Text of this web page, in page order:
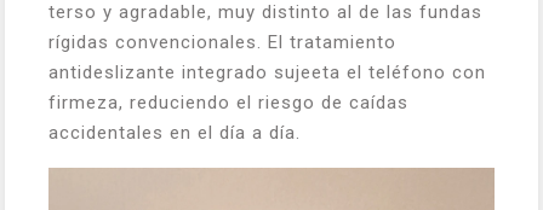
terso y agradable, muy distinto al de las fundas
rígidas convencionales. El tratamiento
antideslizante integrado sujeeta el teléfono con
firmeza, reduciendo el riesgo de caídas
accidentales en el día a día.